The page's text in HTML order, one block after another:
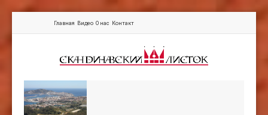
Главная Видео О нас Контакт